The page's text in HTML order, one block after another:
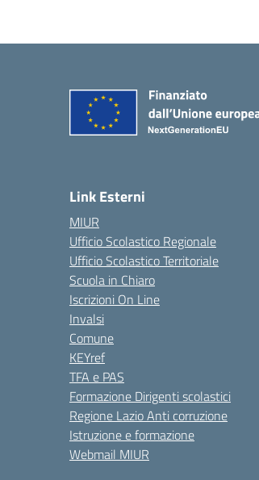
Link Esterni
MIUR
Ufficio Scolastico Regionale
Ufficio Scolastico Territoriale
Scuola in Chiaro
Iscrizioni On Line
Invalsi
Comune
KEYref
TFA e PAS
Formazione Dirigenti scolastici
Regione Lazio Anti corruzione
Istruzione e formazione
Webmail MIUR